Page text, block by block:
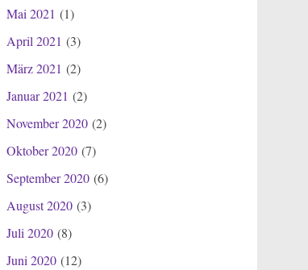
Mai 2021 (1)
April 2021 (3)
März 2021 (2)
Januar 2021 (2)
November 2020(2)
Oktober 2020(7)
September 2020(6)
August 2020(3)
Juli 2020(8)
Juni 2020(12)